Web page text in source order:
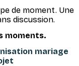
de moment. Une
discussion.
moments.
mariage